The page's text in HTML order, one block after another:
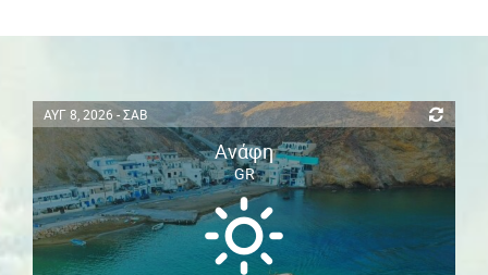
ΑΥΓ 8, 2026 - ΣΑΒ
Ανάφη
GR